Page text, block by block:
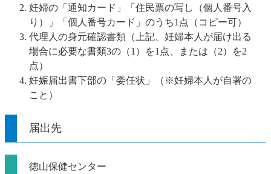
妊婦の「通知カード」「住民票の写し（個人番号入
り）」「個人番号カード」のうち1点（コピー可）
代理人の身元確認書類（上記、妊婦本人が届け出る
場合に必要な書類3の（1）を1点、または（2）を2
点）
妊娠届出書下部の「委任状」（※妊婦本人が自署の
こと）
届出先
徳山保健センター